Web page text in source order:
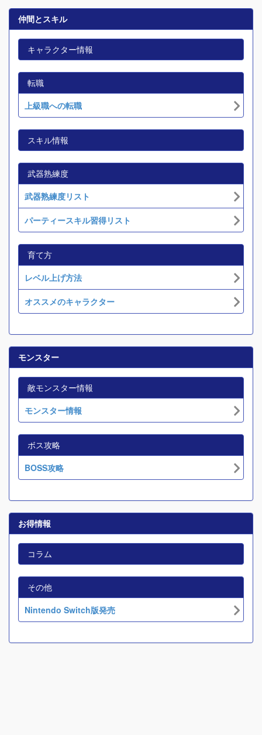
仲間とスキル
キャラクター情報
転職
上級職への転職
スキル情報
武器熟練度
武器熟練度リスト
パーティースキル習得リスト
育て方
レベル上げ方法
オススメのキャラクター
モンスター
敵モンスター情報
モンスター情報
ボス攻略
BOSS攻略
お得情報
コラム
その他
Nintendo Switch版発売